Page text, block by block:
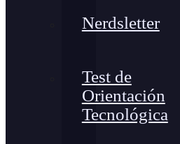
Nerdsletter
Test de
Orientación
Tecnológica